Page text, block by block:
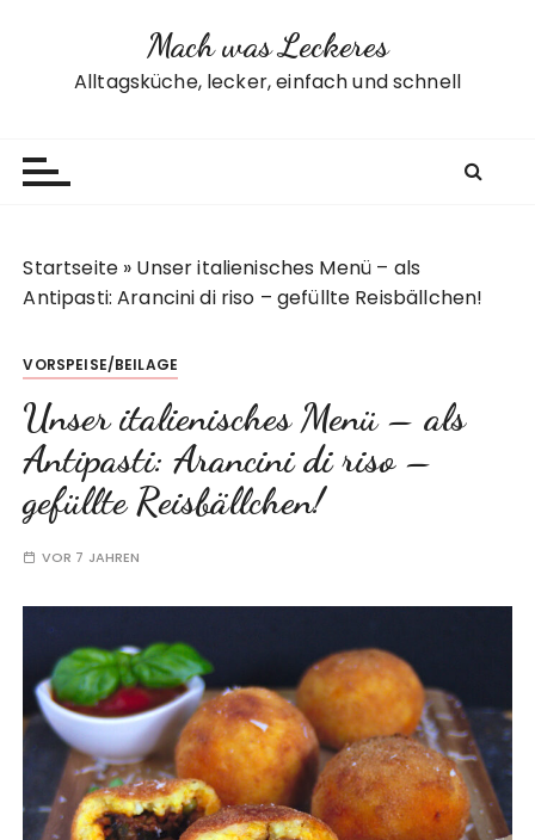
Mach was Leckeres
Alltagsküche, lecker, einfach und schnell
Startseite » Unser italienisches Menü – als
Antipasti: Arancini di riso – gefüllte Reisbällchen!
VORSPEISE/BEILAGE
Unser italienisches Menü – als
Antipasti: Arancini di riso –
gefüllte Reisbällchen!
VOR 7 JAHREN